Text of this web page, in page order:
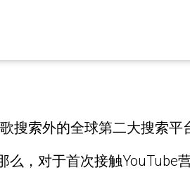
搜索外的全球第二大搜索平
，对于首次接触YouTube